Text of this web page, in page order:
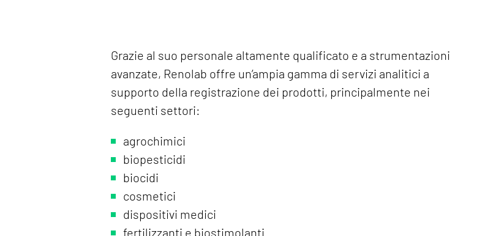
Grazie al suo personale altamente qualificato e a strumentazioni
avanzate, Renolab offre un’ampia gamma di servizi analitici a
supporto della registrazione dei prodotti, principalmente nei
seguenti settori:
agrochimici
biopesticidi
biocidi
cosmetici
dispositivi medici
fertilizzanti e biostimolanti